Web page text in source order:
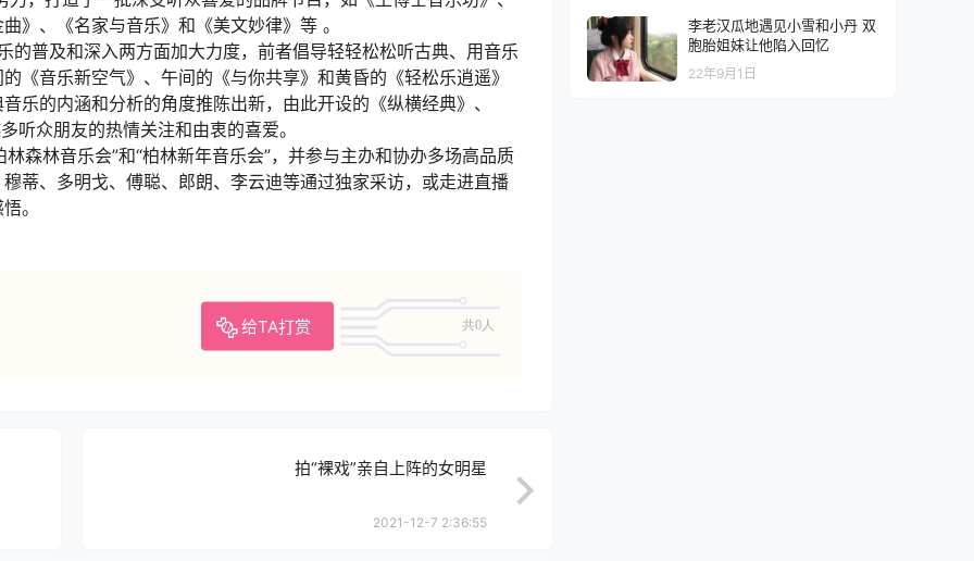
》、《名家与音乐》和《美文妙律》等 。
的普及和深入两方面加大力度，前者倡导轻轻松松听古典、用音乐
《音乐新空气》、午间的《与你共享》和黄昏的《轻松乐逍遥》
乐的内涵和分析的角度推陈出新，由此开设的《纵横经典》、
听众朋友的热情关注和由衷的喜爱。
森林音乐会”和“柏林新年音乐会”，并参与主办和协办多场高品质
蒂、多明戈、傅聪、郎朗、李云迪等通过独家采访，或走进直播
。
给TA打赏 共0人
拍“裸戏”亲自上阵的女明星
2021-12-7 2:36:55
李老汉瓜地遇见小雪和小丹 双
胞胎姐妹让他陷入回忆
22年9月1日